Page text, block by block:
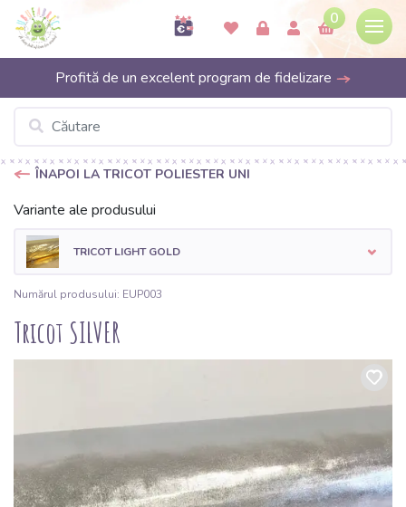
0
Profită de un excelent program de fidelizare
ÎNAPOI LA TRICOT POLIESTER UNI
Variante ale produsului
TRICOT LIGHT GOLD
Numărul produsului: EUP003
Tricot SILVER